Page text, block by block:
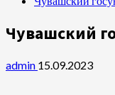
Чувашский
admin 15.09.2023